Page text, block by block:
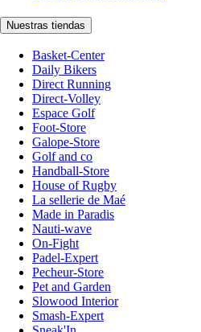
Nuestras tiendas
Basket-Center
Daily Bikers
Direct Running
Direct-Volley
Espace Golf
Foot-Store
Galope-Store
Golf and co
Handball-Store
House of Rugby
La sellerie de Maé
Made in Paradis
Nauti-wave
On-Fight
Padel-Expert
Pecheur-Store
Pet and Garden
Slowood Interior
Smash-Expert